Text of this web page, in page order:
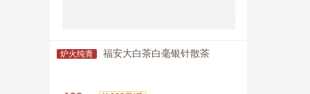
炉火纯青 福安大白茶白毫银针散茶